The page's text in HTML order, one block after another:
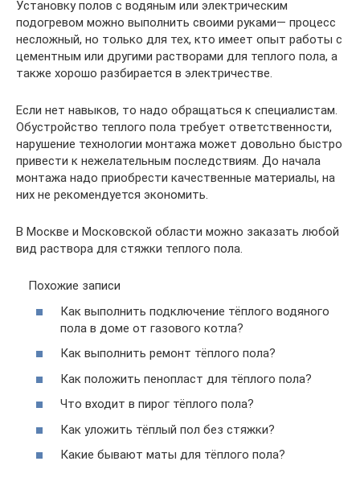
Установку полов с водяным или электрическим
подогревом можно выполнить своими руками— процесс
несложный, но только для тех, кто имеет опыт работы с
цементным или другими растворами для теплого пола, а
также хорошо разбирается в электричестве.
Если нет навыков, то надо обращаться к специалистам.
Обустройство теплого пола требует ответственности,
нарушение технологии монтажа может довольно быстро
привести к нежелательным последствиям. До начала
монтажа надо приобрести качественные материалы, на
них не рекомендуется экономить.
В Москве и Московской области можно заказать любой
вид раствора для стяжки теплого пола.
Похожие записи
Как выполнить подключение тёплого водяного
пола в доме от газового котла?
Как выполнить ремонт тёплого пола?
Как положить пенопласт для тёплого пола?
Что входит в пирог тёплого пола?
Как уложить тёплый пол без стяжки?
Какие бывают маты для тёплого пола?